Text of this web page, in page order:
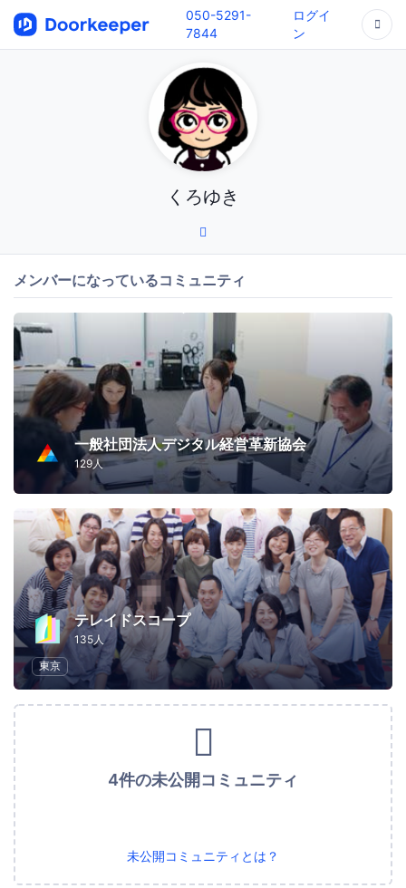
050-5291-
7844
ログイ
ン
くろゆき
メンバーになっているコミュニティ
一般社団法人デジタル経営革新協会
129人
テレイドスコープ
135人
東京
4件の未公開コミュニティ
未公開コミュニティとは？